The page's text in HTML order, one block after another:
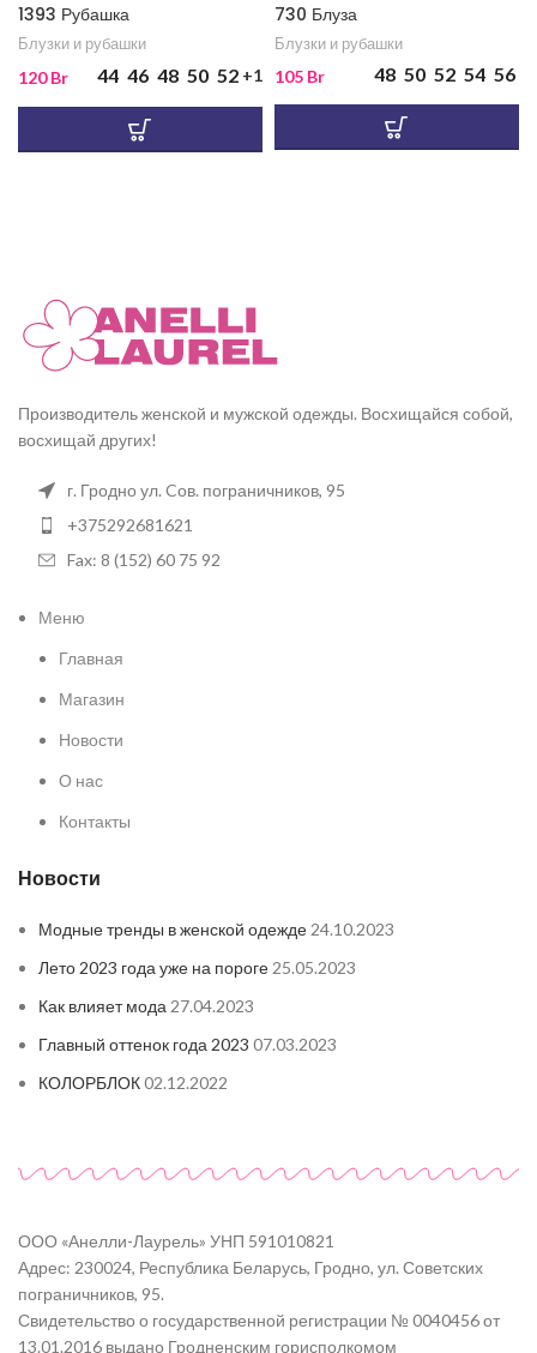
1393 Рубашка
Блузки и рубашки
120Br 44 46 48 50 52 +1
730 Блуза
Блузки и рубашки
105 Br 48 50 52 54 56
Производитель женской и мужской одежды. Восхищайся собой,
восхищай других!
г. Гродно ул. Cов. пограничников, 95
+375292681621
Fax: 8 (152) 60 75 92
Меню
Главная
Магазин
Новости
О нас
Контакты
Новости
Модные тренды в женской одежде 24.10.2023
Лето 2023 года уже на пороге 25.05.2023
Как влияет мода 27.04.2023
Главный оттенок года 2023 07.03.2023
КОЛОРБЛОК02.12.2022
ООО «Анелли-Лаурель» УНП 591010821
Адрес: 230024, Республика Беларусь, Гродно, ул. Советских
пограничников, 95.
Свидетельство о государственной регистрации № 0040456 от
13.01.2016 выдано Гродненским горисполкомом